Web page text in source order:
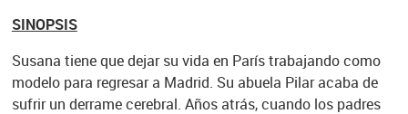
SINOPSIS
Susana tiene que dejar su vida en París trabajando como
modelo para regresar a Madrid. Su abuela Pilar acaba de
sufrir un derrame cerebral. Años atrás, cuando los padres